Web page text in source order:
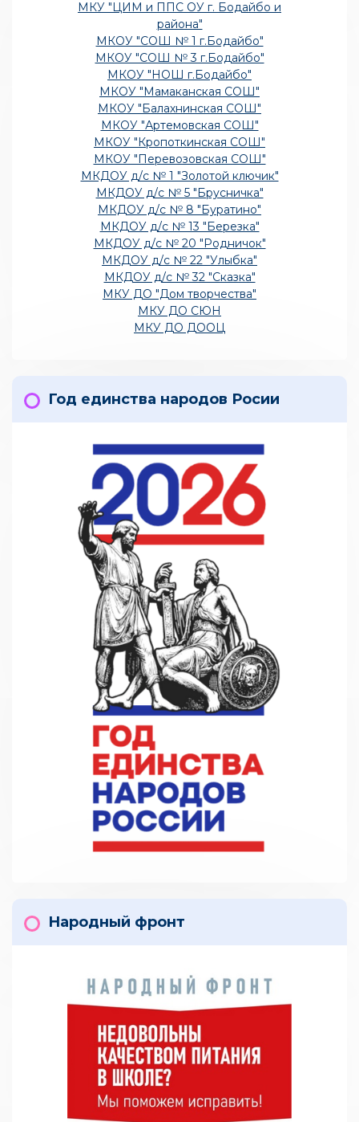
МКУ "ЦИМ и ППС ОУ г. Бодайбо и
района"
МКОУ "СОШ № 1 г.Бодайбо"
МКОУ "СОШ № 3 г.Бодайбо"
МКОУ "НОШ г.Бодайбо"
МКОУ "Мамаканская СОШ"
МКОУ "Балахнинская СОШ"
МКОУ "Артемовская СОШ"
МКОУ "Кропоткинская СОШ"
МКОУ "Перевозовская СОШ"
МКДОУ д/с № 1 "Золотой ключик"
МКДОУ д/с № 5 "Брусничка"
МКДОУ д/с № 8 "Буратино"
МКДОУ д/с № 13 "Березка"
МКДОУ д/с № 20 "Родничок"
МКДОУ д/с № 22 "Улыбка"
МКДОУ д/с № 32 "Сказка"
МКУ ДО "Дом творчества"
МКУ ДО СЮН
МКУ ДО ДООЦ
Год единства народов Росии
Народный фронт